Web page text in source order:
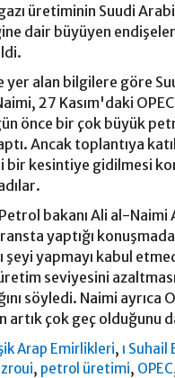
üretiminin Suudi
dair büyüyen
yer alan bilgilere göre
27 Kasım'daki OPEC
önce bir çok büyük
Ancak toplantıya
kesintiye gidilmesi
bakanı Ali al-Naimi
yaptığı konuşmada,
şeyi yapmayı kabul
seviyesini
söyledi. Naimi ayrıca
artık çok geç olduğunu
Arap Emirlikleri, ı Suhail
, petrol üretimi, OPEC